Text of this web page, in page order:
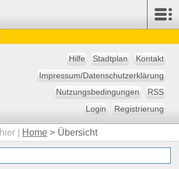
Hilfe Stadtplan
Kontakt
Impressum/Datenschutzerklärung
Nutzungsbedingungen
RSS
Login
Registrierung
| Home > Übersicht